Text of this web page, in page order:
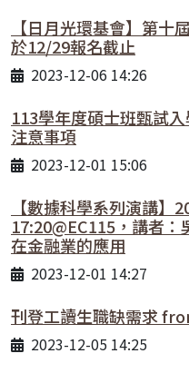
【日月光環基會】第十
於12/29報名截止
2023-12-06 14:26
113學年度碩士班甄試
注意事項
2023-12-01 15:06
【數據科學系列演講】
17:20@EC115，講者
在金融業的應用
2023-12-01 14:27
刊登工讀生職缺需求
2023-12-05 14:25